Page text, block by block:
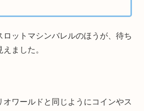
ロットマシンバレルのほうが、待ち
ました。
オワールドと同じようにコインやス